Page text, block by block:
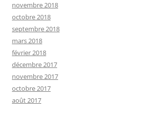
novembre 2018
octobre 2018
septembre 2018
mars 2018
février 2018
décembre 2017
novembre 2017
octobre 2017
août 2017